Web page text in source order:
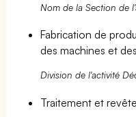
Nom de la Section de
Fabrication de
des machines et
Division de l'activité
Traitement et